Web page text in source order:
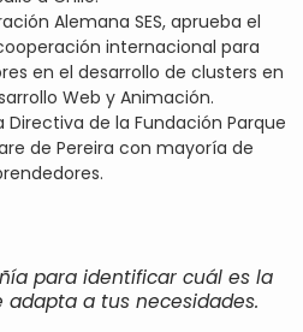
Alemana SES, aprueba el
internacional para
en el desarrollo de clusters en
Web y Animación.
Directiva de la Fundación Parque
de Pereira con mayoría de
para identificar cuál es la
a tus necesidades.